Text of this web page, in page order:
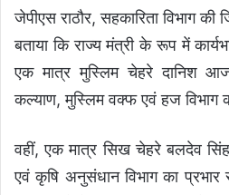
जेपीएस राठौर, सहकारिता विभाग की
बताया कि राज्य मंत्री के रूप में
एक मात्र मुस्लिम चेहरे दानिश
कल्याण, मुस्लिम वक्फ एवं हज विभाग
वहीं, एक मात्र सिख चेहरे बलदेव
एवं कृषि अनुसंधान विभाग का प्रभार